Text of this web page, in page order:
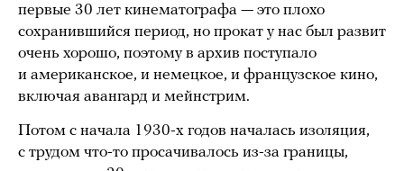
первые 30 лет кинематографа — это плохо
сохранившийся период, но прокат у нас был развит
очень хорошо, поэтому в архив поступало
и американское, и немецкое, и французское кино,
включая авангард и мейнстрим.
Потом с начала 1930-х годов началась изоляция,
с трудом что-то просачивалось из-за границы,